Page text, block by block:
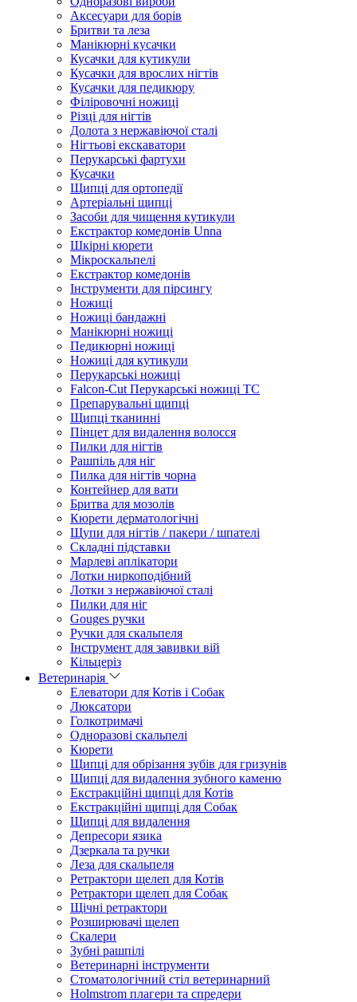
Аксесуари для борів
Бритви та леза
Манікюрні кусачки
Кусачки для кутикули
Кусачки для врослих нігтів
Кусачки для педикюру
Філіровочні ножиці
Різці для нігтів
Долота з нержавіючої сталі
Нігтьові екскаватори
Перукарські фартухи
Кусачки
Щипці для ортопедії
Артеріальні щипці
Засоби для чищення кутикули
Екстрактор комедонів Unna
Шкірні кюрети
Мікроскальпелі
Екстрактор комедонів
Інструменти для пірсингу
Ножиці
Ножиці бандажні
Манікюрні ножиці
Педикюрні ножиці
Ножиці для кутикули
Перукарські ножиці
Falcon-Cut Перукарські ножиці TC
Препарувальні щипці
Щипці тканинні
Пінцет для видалення волосся
Пилки для нігтів
Рашпіль для ніг
Пилка для нігтів чорна
Контейнер для вати
Бритва для мозолів
Кюрети дерматологічні
Щупи для нігтів / пакери / шпателі
Складні підставки
Марлеві аплікатори
Лотки ниркоподібний
Лотки з нержавіючої сталі
Пилки для ніг
Gouges ручки
Ручки для скальпеля
Інструмент для завивки вій
Кільцеріз
Ветеринарія
Елеватори для Котів і Собак
Люксатори
Голкотримачі
Одноразові скальпелі
Кюрети
Щипці для обрізання зубів для гризунів
Щипці для видалення зубного каменю
Екстракційні щипці для Котів
Екстракційні щипці для Собак
Щипці для видалення
Депресори язика
Дзеркала та ручки
Леза для скальпеля
Ретрактори щелеп для Котів
Ретрактори щелеп для Собак
Щічні ретрактори
Розширювачі щелеп
Скалери
Зубні рашпілі
Ветеринарні інструменти
Стоматологічний стіл ветеринарний
Holmstrom плагери та спредери